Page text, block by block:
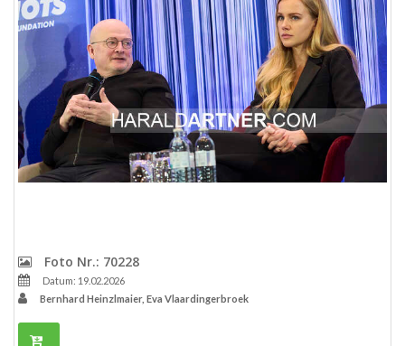
Foto Nr.: 70228
Datum: 19.02.2026
Bernhard Heinzlmaier, Eva Vlaardingerbroek